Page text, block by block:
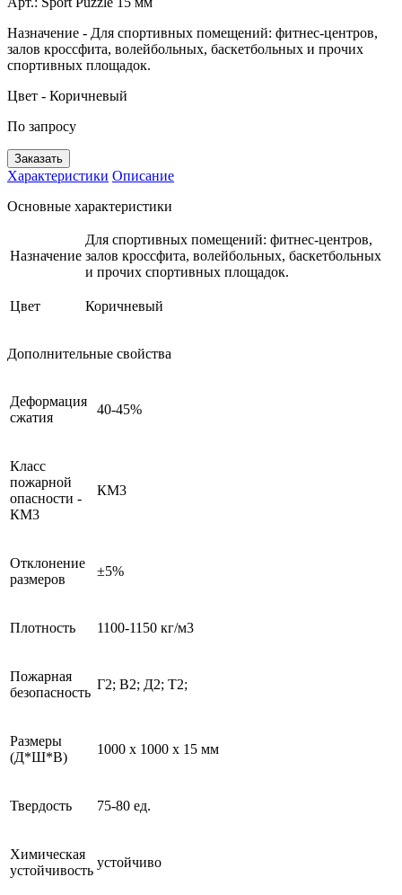
Назначение - Для спортивных помещений: фитнес-центров,
залов кроссфита, волейбольных, баскетбольных и прочих
спортивных площадок.
Цвет - Коричневый
По запросу
Заказать
Характеристики Описание
Основные характеристики
Назначение
Для спортивных помещений: фитнес-центров,
залов кроссфита, волейбольных, баскетбольных
и прочих спортивных площадок.
Цвет Коричневый
Дополнительные свойства
Деформация
сжатия
40-45%
Класс
пожарной
опасности -
КМ3
КМ3
Отклонение
размеров
±5%
Плотность 1100-1150 кг/м3
Пожарная
безопасность
Г2; В2; Д2; Т2;
Размеры
(Д*Ш*В)
1000 x 1000 x 15 мм
Твердость 75-80 ед.
Химическая
устойчивость
устойчиво